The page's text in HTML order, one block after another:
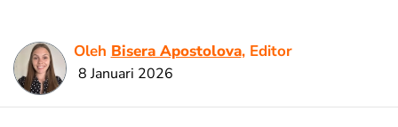
Oleh Bisera Apostolova, Editor
8 Januari 2026